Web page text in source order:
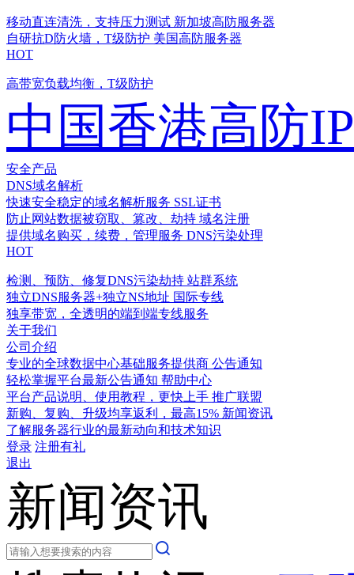
移动直连清洗，支持压力测试 新加坡高防服务器
自研抗D防火墙，T级防护 美国高防服务器
HOT
高带宽负载均衡，T级防护
中国香港高防IP
安全产品
DNS域名解析
快速安全稳定的域名解析服务 SSL证书
防止网站数据被窃取、篡改、劫持 域名注册
提供域名购买，续费，管理服务 DNS污染处理
HOT
检测、预防、修复DNS污染劫持 站群系统
独立DNS服务器+独立NS地址 国际专线
独享带宽，全透明的端到端专线服务
关于我们
公司介绍
专业的全球数据中心基础服务提供商 公告通知
轻松掌握平台最新公告通知 帮助中心
平台产品说明、使用教程，更快上手 推广联盟
新购、复购、升级均享返利，最高15% 新闻资讯
了解服务器行业的最新动向和技术知识
登录 注册有礼
退出
新闻资讯